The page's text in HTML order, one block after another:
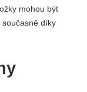
mohou být
díky